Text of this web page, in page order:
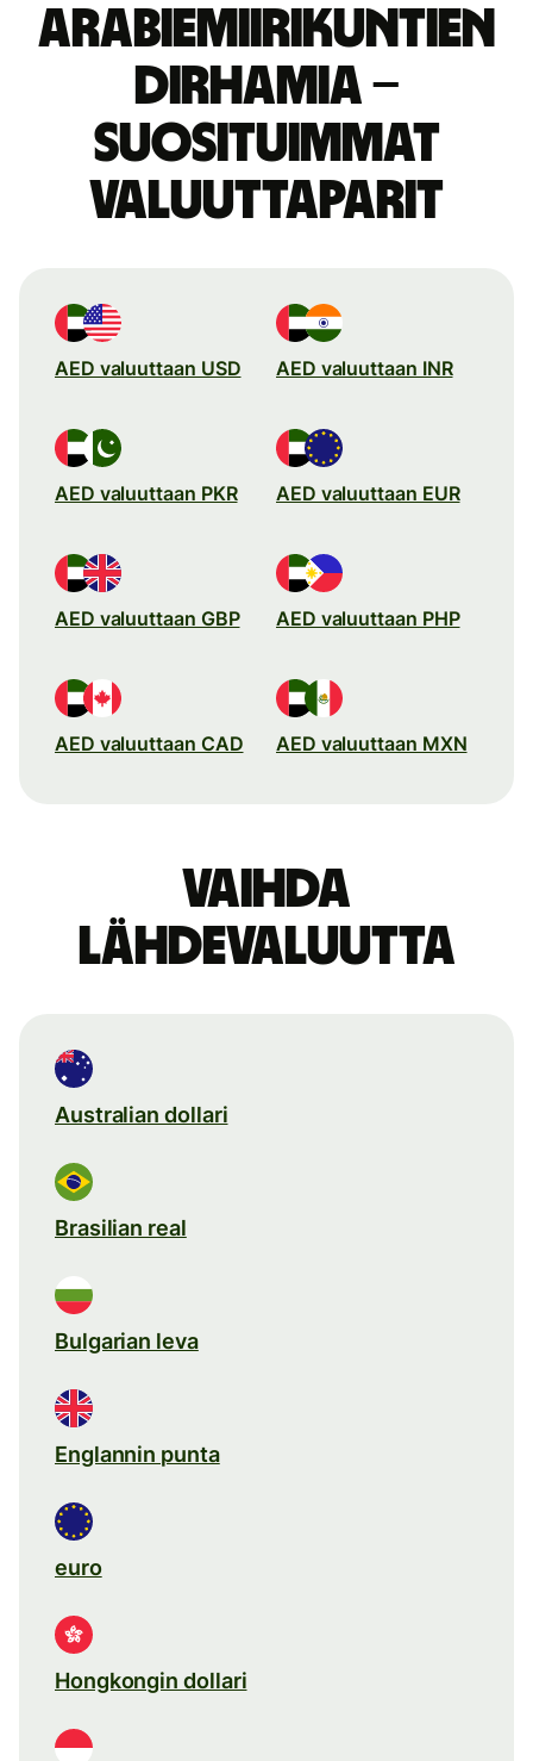
Arabiemiirikuntien
dirhamia –
suosituimmat
valuuttaparit
AED valuuttaan USD AED valuuttaan INR
AED valuuttaan PKR AED valuuttaan EUR
AED valuuttaan GBP AED valuuttaan PHP
AED valuuttaan CAD AED valuuttaan MXN
Vaihda
lähdevaluutta
Australian dollari
Brasilian real
Bulgarian leva
Englannin punta
euro
Hongkongin dollari